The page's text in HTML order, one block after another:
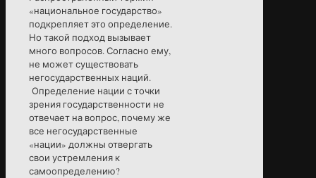
«национальное государство»
подкрепляет это определение.
Но такой подход вызывает
много вопросов. Согласно ему,
не может существовать
негосударственных наций.
Определение нации с точки
зрения государственности не
отвечает на вопрос, почему же
все негосударственные
«нации» должны отвергать
свои устремления к
самоопределению?